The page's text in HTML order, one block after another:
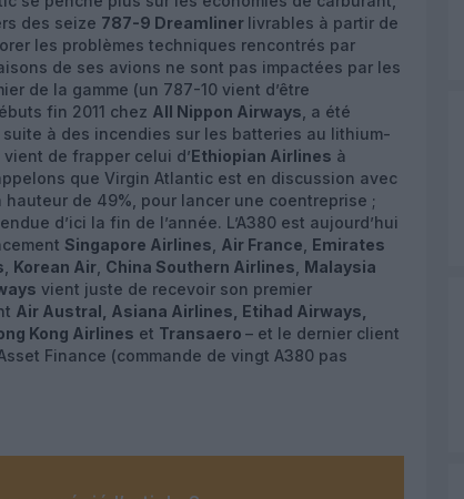
des seize 787-9 Dreamliner livrables à partir de
les problèmes techniques rencontrés par
de ses avions ne sont pas impactées par les
de la gamme (un 787-10 vient d’être
fin 2011 chez All Nippon Airways , a été
à des incendies sur les batteries au lithium-
de frapper celui d’Ethiopian Airlines à
que Virgin Atlantic est en discussion avec
hauteur de 49%, pour lancer une coentreprise ;
d’ici la fin de l’année. L’A380 est aujourd’hui
Singapore Airlines Air France Emirates
Korean Air China Southern Airlines Malaysia
vient juste de recevoir son premier
Air Austral, Asiana Airlines, Etihad Airways,
Kong Airlines et Transaero – et le dernier client
Finance (commande de vingt A380 pas